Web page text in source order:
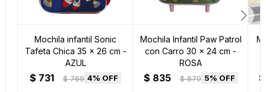
Mochila infantil Sonic
Tafeta Chica 35 x 26 cm -
AZUL
$ 731 $ 769 4
Mochila Infantil Paw Patrol
con Carro 30 x 24 cm -
ROSA
$ 835 $ 879 5 $